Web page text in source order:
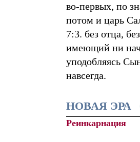
во-первых, по
потом и царь
7:3. без отца,
имеющий ни
уподобляясь
навсегда.
НОВАЯ ЭРА
Реинкарнация